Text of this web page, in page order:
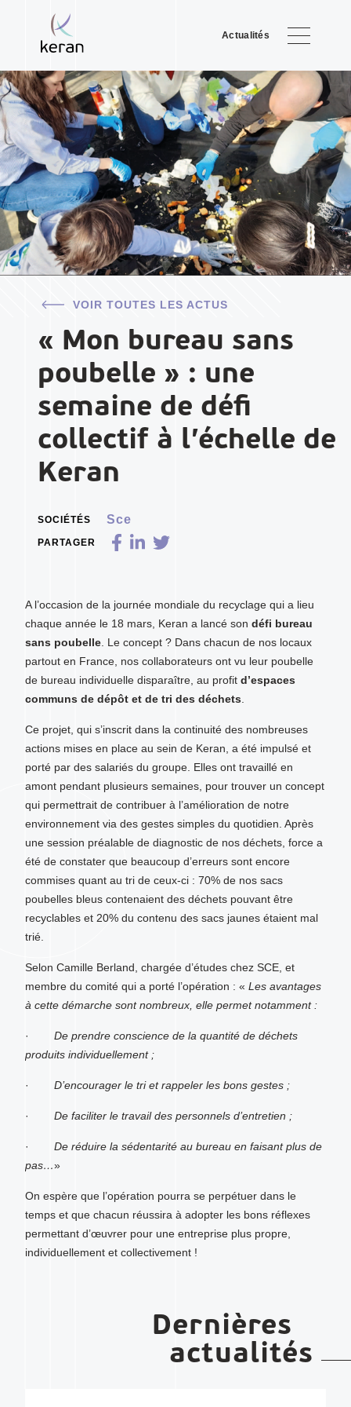
Actualités
VOIR TOUTES LES ACTUS
« Mon bureau sans
poubelle » : une
semaine de défi
collectif à l’échelle de
Keran
SOCIÉTÉS Sce
PARTAGER
A l’occasion de la journée mondiale du recyclage qui a lieu
chaque année le 18 mars, Keran a lancé son défi bureau
sans poubelle. Le concept ? Dans chacun de nos locaux
partout en France, nos collaborateurs ont vu leur poubelle
de bureau individuelle disparaître, au profit d’espaces
communs de dépôt et de tri des déchets.
Ce projet, qui s’inscrit dans la continuité des nombreuses
actions mises en place au sein de Keran, a été impulsé et
porté par des salariés du groupe. Elles ont travaillé en
amont pendant plusieurs semaines, pour trouver un concept
qui permettrait de contribuer à l’amélioration de notre
environnement via des gestes simples du quotidien. Après
une session préalable de diagnostic de nos déchets, force a
été de constater que beaucoup d’erreurs sont encore
commises quant au tri de ceux-ci : 70% de nos sacs
poubelles bleus contenaient des déchets pouvant être
recyclables et 20% du contenu des sacs jaunes étaient mal
trié.
Selon Camille Berland, chargée d’études chez SCE, et
membre du comité qui a porté l’opération : « Les avantages
à cette démarche sont nombreux, elle permet notamment :
·
De prendre conscience de la quantité de déchets
produits individuellement ;
· D’encourager le tri et rappeler les bons gestes ;
· De faciliter le travail des personnels d’entretien ;
·
De réduire la sédentarité au bureau en faisant plus de
pas…»
On espère que l’opération pourra se perpétuer dans le
temps et que chacun réussira à adopter les bons réflexes
permettant d’œuvrer pour une entreprise plus propre,
individuellement et collectivement !
Dernières
actualités